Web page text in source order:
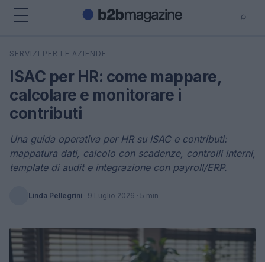
⌕
Cerca
SERVIZI PER LE AZIENDE
ISAC per HR: come mappare,
calcolare e monitorare i
contributi
Una guida operativa per HR su ISAC e contributi:
mappatura dati, calcolo con scadenze, controlli interni,
template di audit e integrazione con payroll/ERP.
Linda Pellegrini · 9 Luglio 2026 · 5 min